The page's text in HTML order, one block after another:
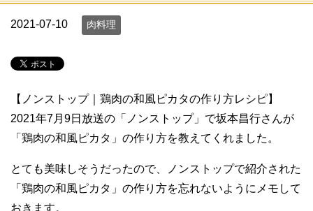
2021-07-10 肉料理
【ノンストップ｜鶏肉の和風ピカタの作り方レシピ】
2021年7月9日放送の「ノンストップ」で坂本昌行さんが
「鶏肉の和風ピカタ」の作り方を教えてくれました。
とても美味しそうだったので、ノンストップで紹介された
「鶏肉の和風ピカタ」の作り方を忘れないようにメモして
おきます。